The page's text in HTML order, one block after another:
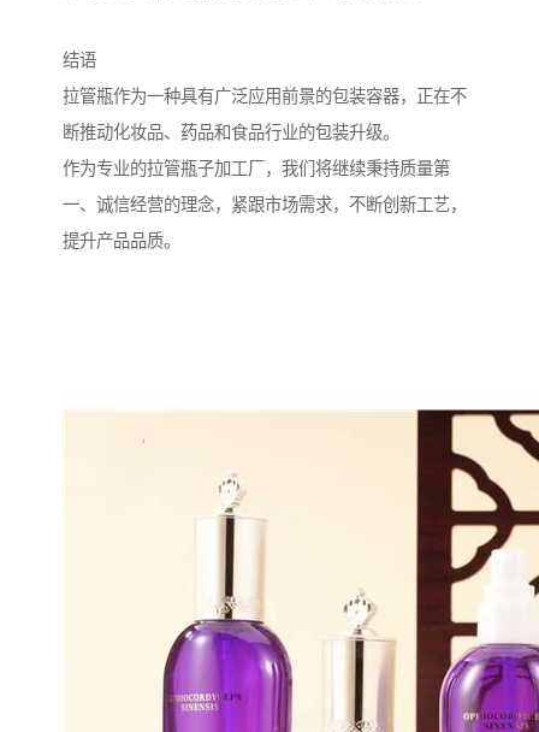
结语
拉管瓶作为一种具有广泛应用前景的包装容器，正在不
断推动化妆品、药品和食品行业的包装升级。
作为专业的拉管瓶子加工厂，我们将继续秉持质量第
一、诚信经营的理念，紧跟市场需求，不断创新工艺，
提升产品品质。